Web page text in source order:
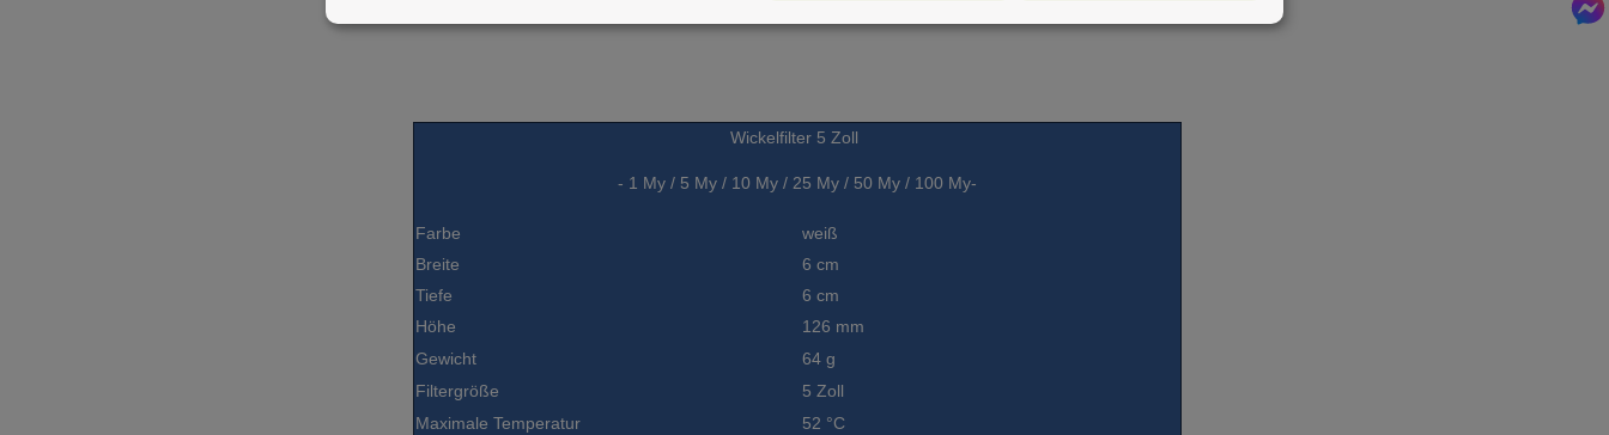
Wickelfilter 5 Zoll
- 1 My / 5 My / 10 My / 25 My / 50 My / 100 My-
Farbe
weiß
Breite
6 cm
Tiefe
6 cm
Höhe
126 mm
Gewicht
64 g
Filtergröße
5 Zoll
Maximale Temperatur
52 °C